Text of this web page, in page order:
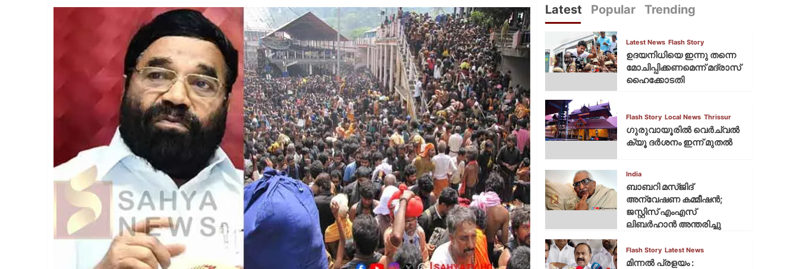
Latest Popular Trending
Latest News Flash Story
ഉദയനിധിയെ ഇന്നു തന്നെ
മോചിപ്പിക്കണമെന്ന് മദ്രാസ്
ഹൈക്കോടതി
Flash Story Local News Thrissur
ഗുരുവായൂരില്‍ വെര്‍ച്വല്‍
ക്യൂ ദര്‍ശനം ഇന്ന് മുതല്‍
India
ബാബറി മസ്ജിദ്
അന്വേഷണ കമ്മീഷന്‍;
ജസ്റ്റിസ് എംഎസ്
ലിബര്‍ഹാന്‍ അന്തരിച്ചു
Flash Story Latest News
മിന്നല്‍ പ്രളയം :